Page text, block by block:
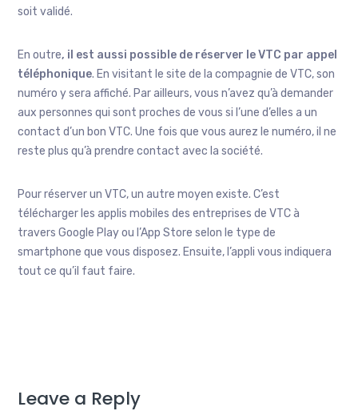
soit validé.
En outre, il est aussi possible de réserver le VTC par appel
téléphonique. En visitant le site de la compagnie de VTC, son
numéro y sera affiché. Par ailleurs, vous n’avez qu’à demander
aux personnes qui sont proches de vous si l’une d’elles a un
contact d’un bon VTC. Une fois que vous aurez le numéro, il ne
reste plus qu’à prendre contact avec la société.
Pour réserver un VTC, un autre moyen existe. C’est
télécharger les applis mobiles des entreprises de VTC à
travers Google Play ou l’App Store selon le type de
smartphone que vous disposez. Ensuite, l’appli vous indiquera
tout ce qu’il faut faire.
Leave a Reply